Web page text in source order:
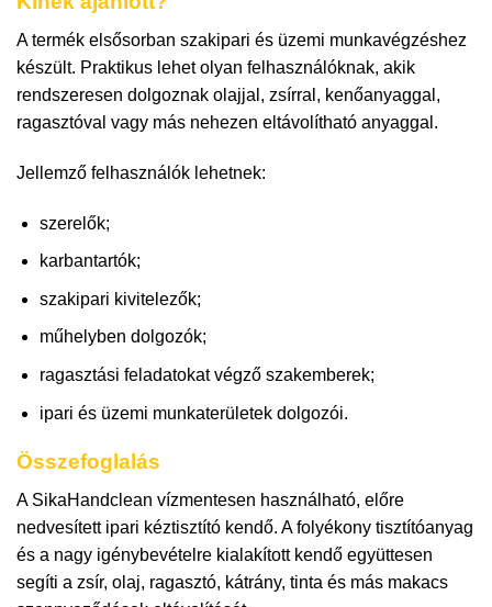
A termék elsősorban szakipari és üzemi munkavégzéshez
készült. Praktikus lehet olyan felhasználóknak, akik
rendszeresen dolgoznak olajjal, zsírral, kenőanyaggal,
ragasztóval vagy más nehezen eltávolítható anyaggal.
Jellemző felhasználók lehetnek:
szerelők;
karbantartók;
szakipari kivitelezők;
műhelyben dolgozók;
ragasztási feladatokat végző szakemberek;
ipari és üzemi munkaterületek dolgozói.
Összefoglalás
A SikaHandclean vízmentesen használható, előre
nedvesített ipari kéztisztító kendő. A folyékony tisztítóanyag
és a nagy igénybevételre kialakított kendő együttesen
segíti a zsír, olaj, ragasztó, kátrány, tinta és más makacs